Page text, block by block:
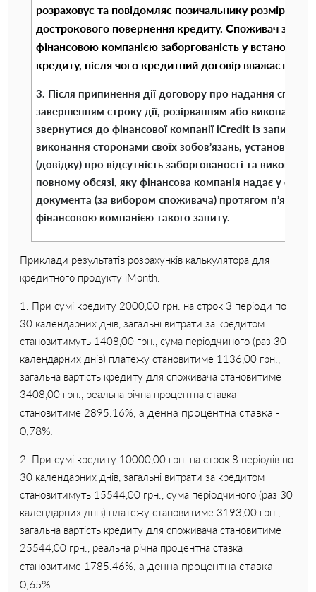
розраховує та повідомляє позичальнику розмір
дострокового повернення кредиту. Споживач
фінансовою компанією заборгованість у
кредиту, після чого кредитний договір вважається
3. Після припинення дії договору про надання
завершенням строку дії, розірванням або
звернутися до фінансової компанії iCredit із запитом
виконання сторонами своїх зобов’язань,
(довідку) про відсутність заборгованості та
повному обсязі, яку фінансова компанія надає у
документа (за вибором споживача) протягом п’яти
фінансовою компанією такого запиту.
Приклади результатів розрахунків калькулятора для
кредитного продукту iMonth:
1. При сумі кредиту 2000,00 грн. на строк 3 періоди по
30 календарних днів, загальні витрати за кредитом
становитимуть 1408,00 грн., сума періодчиного (раз 30
календарних днів) платежу становитиме 1136,00 грн.,
загальна вартість кредиту для споживача становитиме
3408,00 грн., реальна річна процентна ставка
становитиме 2895.16% , а денна процентна ставка -
0,78%.
2. При сумі кредиту 10000,00 грн. на строк 8 періодів по
30 календарних днів, загальні витрати за кредитом
становитимуть 15544,00 грн., сума періодчиного (раз 30
календарних днів) платежу становитиме 3193,00 грн.,
загальна вартість кредиту для споживача становитиме
25544,00 грн., реальна річна процентна ставка
становитиме 1785.46% , а денна процентна ставка -
0,65%.